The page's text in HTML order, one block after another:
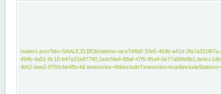
/waters.json?ids=SAALE,ELBE&stations=ace7d4b0-33e5-46db-a41d-
494b-4a51-8c10-b47a32e87790,1edc5fa4-88af-47f5-95a4-
4b62-bee2-9750cbe4f5c4&